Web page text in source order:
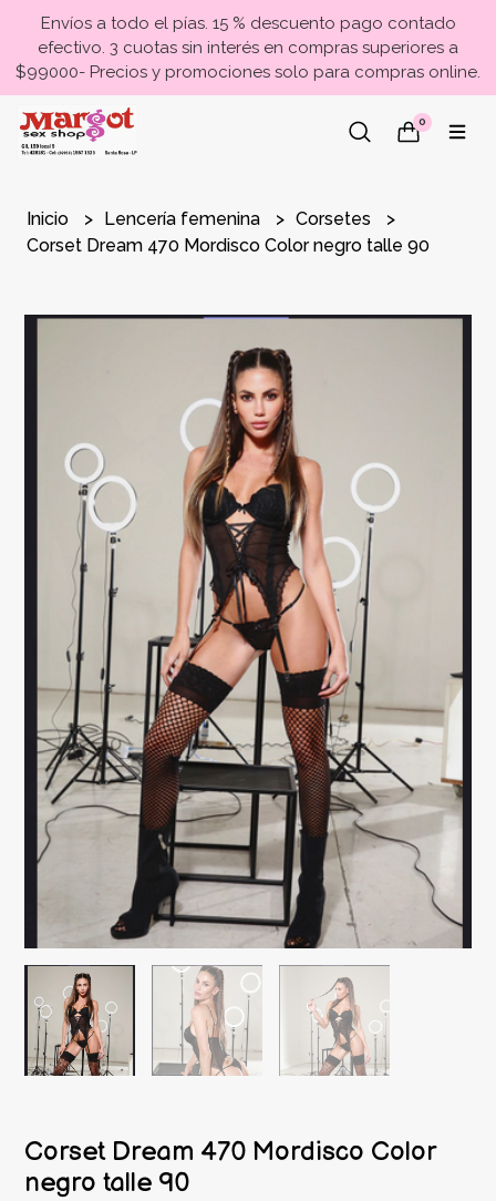
Envíos a todo el pías. 15 % descuento pago contado
efectivo. 3 cuotas sin interés en compras superiores a
$99000- Precios y promociones solo para compras online.
0
Inicio Lencería femenina
Corsetes
Corset Dream 470 Mordisco Color negro talle 90
Corset Dream 470 Mordisco Color
negro talle 90